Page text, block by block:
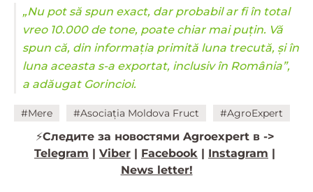
„Nu pot să spun exact, dar probabil ar fi în total
vreo 10.000 de tone, poate chiar mai puțin. Vă
spun că, din informația primită luna trecută, și în
luna aceasta s-a exportat, inclusiv în România”,
a adăugat Gorincioi.
#Mere #Asociația Moldova Fruct #AgroExpert
⚡️Следите за новостями Agroexpert в ->
Telegram
Viber Facebook Instagram
News letter!